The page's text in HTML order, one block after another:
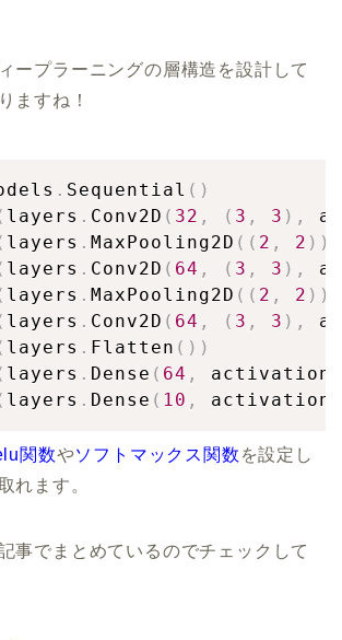
ープラーニングの層構造を設計して
ますね！
. Sequential ( )
layers . Conv2D ( 32 , ( 3 , 3 ) ,
layers . MaxPooling2D ( ( 2 , 2 ) )
layers . Conv2D ( 64 , ( 3 , 3 ) ,
layers . MaxPooling2D ( ( 2 , 2 ) )
layers . Conv2D ( 64 , ( 3 , 3 ) ,
layers . Flatten ( ) )
layers . Dense ( 64 , activation
layers . Dense ( 10 , activation
関数やソフトマックス関数 を設定し
れます。
事でまとめているのでチェックして